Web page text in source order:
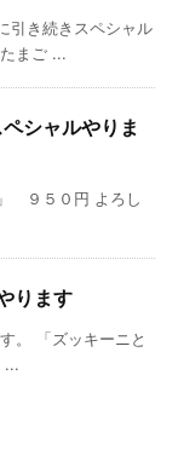
引き続きスペシャル
まご ...
シャルやりま
９５０円 よろし
ります
。 「ズッキーニと
...